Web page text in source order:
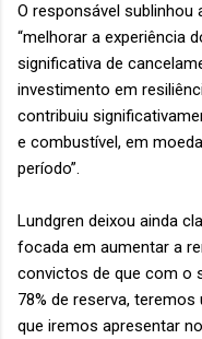
O responsável sublinhou
“melhorar a experiência
significativa de
investimento em
contribuiu
e combustível, em
período”.
Lundgren deixou ainda
focada em aumentar a
convictos de que com o
78% de reserva,
que iremos apresentar